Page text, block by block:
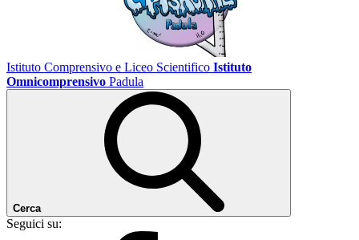
Istituto Comprensivo e Liceo Scientifico Istituto
Omnicomprensivo Padula
Cerca
Seguici su: